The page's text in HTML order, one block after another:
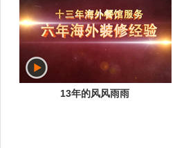
13年的风风雨雨